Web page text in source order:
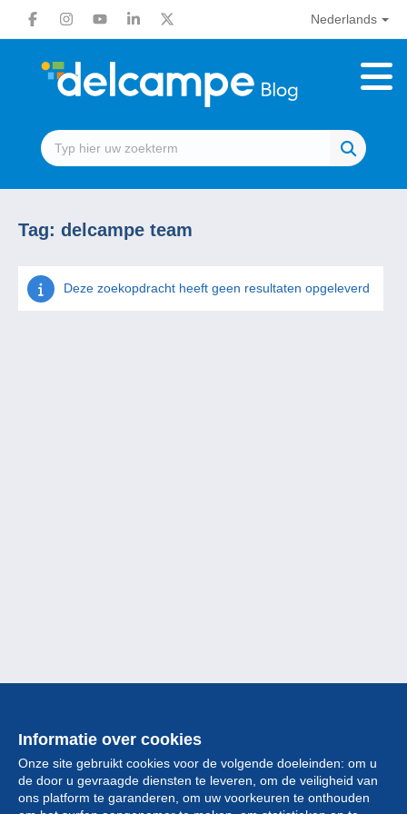
Nederlands
Tag: delcampe team
Deze zoekopdracht heeft geen resultaten opgeleverd
Informatie over cookies
Onze site gebruikt cookies voor de volgende doeleinden: om u
de door u gevraagde diensten te leveren, om de veiligheid van
ons platform te garanderen, om uw voorkeuren te onthouden